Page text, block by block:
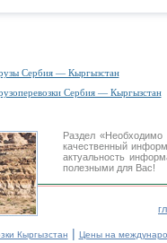
Сербия — Кыргызстан
Сербия — Кыргызстан
Раздел
качественный
актуальность
полезными для Вас!
Кыргызстан | Цены на